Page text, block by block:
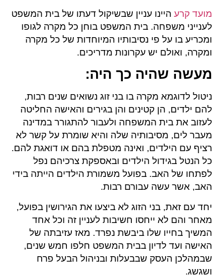
מועד קרע היינו עניין שבשיקול דעתו של בית המשפט
לענייני משפחה. בית המשפט בוחן כל מקרה לגופו
ומכריע בו על פי נסיבותיו המיוחדות של כל מקרה
ומקרה, ואולם יש עקרונות מדריכים.
מעשה שהיה כך היה:
ניטול לדוגמא מקרה בו בני זוג נשואים שנים רבות,
להם ילדים, הן קטינים והן בגירים והאישה החליטה
לעזוב את בית המשפחה ולעבור להתגורר במדינה
מעבר לים, מסיבותיה שלה והיא שומרת על קשר לא
רציף עם הילדים, ואינה מטפלת בהם או דואגת להם.
כל הנטל בגידול הילדים ובאספקת צרכיהם נפל
לפתחו של האב. בפועל משמורת הילדים הייתה בידי
האב, אשר עשה עבורם רבות.
יחד עם זאת, בני הזוג לא ביצעו את הגירושין בפועל,
מאחר והם לא ייחסו חשיבות לעניין זה וכל אחד
המשיך בחייו שלו ביבשת נפרד. מאז עזיבתה של
האישה ועד לדיון בבית המשפט חלפו חמש שנים,
שבמהלכן העסק שבבעלות ובניהול הבעל פרח
ושגשג.